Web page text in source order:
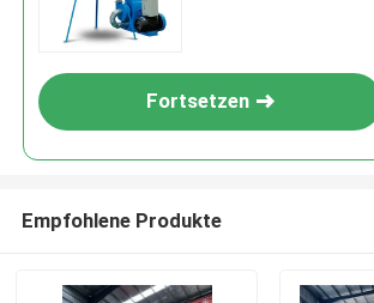
Fortsetzen
Empfohlene Produkte